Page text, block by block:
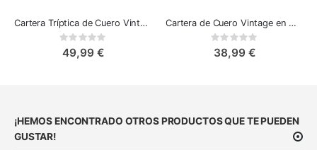
Cartera Tríptica de Cuero Vintage Greenburry
Rating:
49,99 €
Cartera de Cuero Vintage en Marrón Antiguo de Greenburry
Rating:
38,99 €
¡HEMOS ENCONTRADO OTROS PRODUCTOS QUE TE PUEDEN
GUSTAR!